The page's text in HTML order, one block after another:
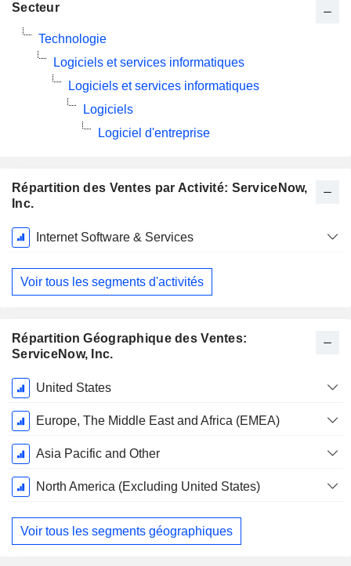
Répartition des Ventes par Activité: ServiceNow,
Inc.
Période
Fiscale:
Décembre
Internet Software & Services
Voir tous les segments d'activités
Répartition Géographique des Ventes:
ServiceNow, Inc.
Période
Fiscale:
Décembre
United States
Europe, The Middle East and Africa (EMEA)
Asia Pacific and Other
North America (Excluding United States)
Voir tous les segments géographiques
Secteur
Technologie
Logiciels et services informatiques
Logiciels et services informatiques
Logiciels
Logiciel d'entreprise